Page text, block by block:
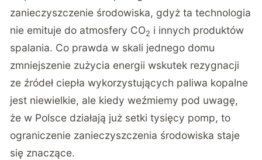
zanieczyszczenie środowiska, gdyż ta technologia
nie emituje do atmosfery CO2 i innych produktów
spalania. Co prawda w skali jednego domu
zmniejszenie zużycia energii wskutek rezygnacji
ze źródeł ciepła wykorzystujących paliwa kopalne
jest niewielkie, ale kiedy weźmiemy pod uwagę,
że w Polsce działają już setki tysięcy pomp, to
ograniczenie zanieczyszczenia środowiska staje
się znaczące.